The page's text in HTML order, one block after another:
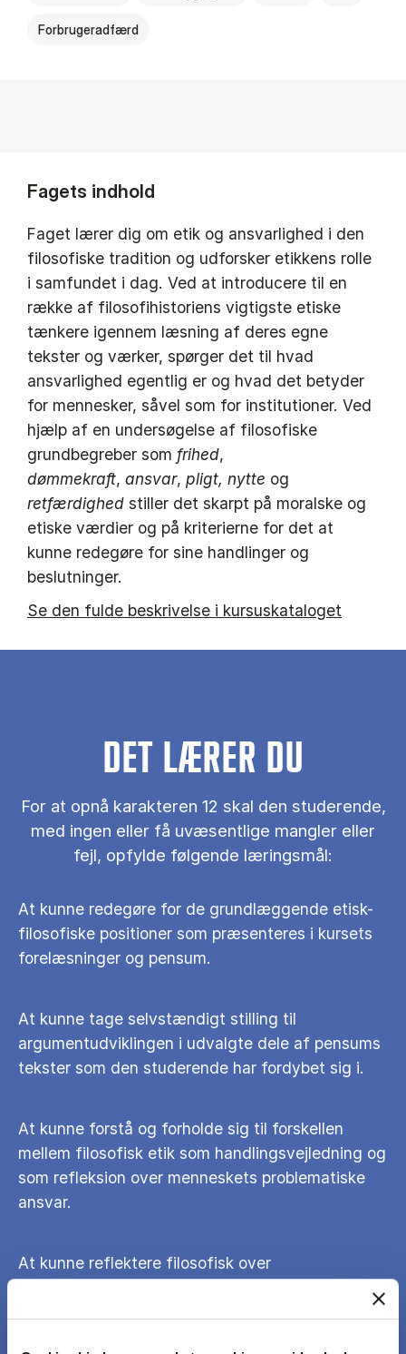
Forbrugeradfærd
Fagets indhold
Faget lærer dig om etik og ansvarlighed i den
filosofiske tradition og udforsker etikkens rolle
i samfundet i dag. Ved at introducere til en
række af filosofihistoriens vigtigste etiske
tænkere igennem læsning af deres egne
tekster og værker, spørger det til hvad
ansvarlighed egentlig er og hvad det betyder
for mennesker, såvel som for institutioner. Ved
hjælp af en undersøgelse af filosofiske
grundbegreber som frihed,
dømmekraft, ansvar, pligt, nytte og
retfærdighed stiller det skarpt på moralske og
etiske værdier og på kriterierne for det at
kunne redegøre for sine handlinger og
beslutninger.
Se den fulde beskrivelse i kursuskataloget
DET LÆRER DU
For at opnå karakteren 12 skal den studerende,
med ingen eller få uvæsentlige mangler eller
fejl, opfylde følgende læringsmål:
At kunne redegøre for de grundlæggende etisk-
filosofiske positioner som præsenteres i kursets
forelæsninger og pensum.
At kunne tage selvstændigt stilling til
argumentudviklingen i udvalgte dele af pensums
tekster som den studerende har fordybet sig i.
At kunne forstå og forholde sig til forskellen
mellem filosofisk etik som handlingsvejledning og
som refleksion over menneskets problematiske
ansvar.
At kunne reflektere filosofisk over
virksomheder og på samfundsniveau på grundlag